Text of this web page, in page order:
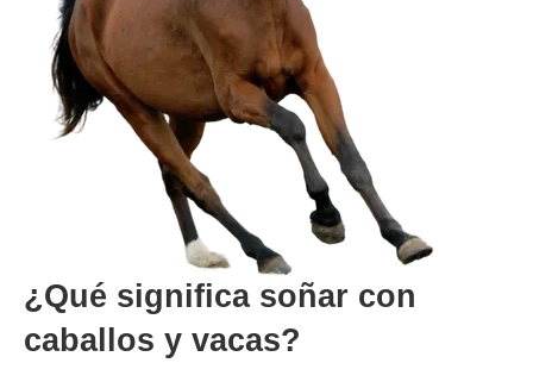
¿Qué significa soñar con
caballos y vacas?